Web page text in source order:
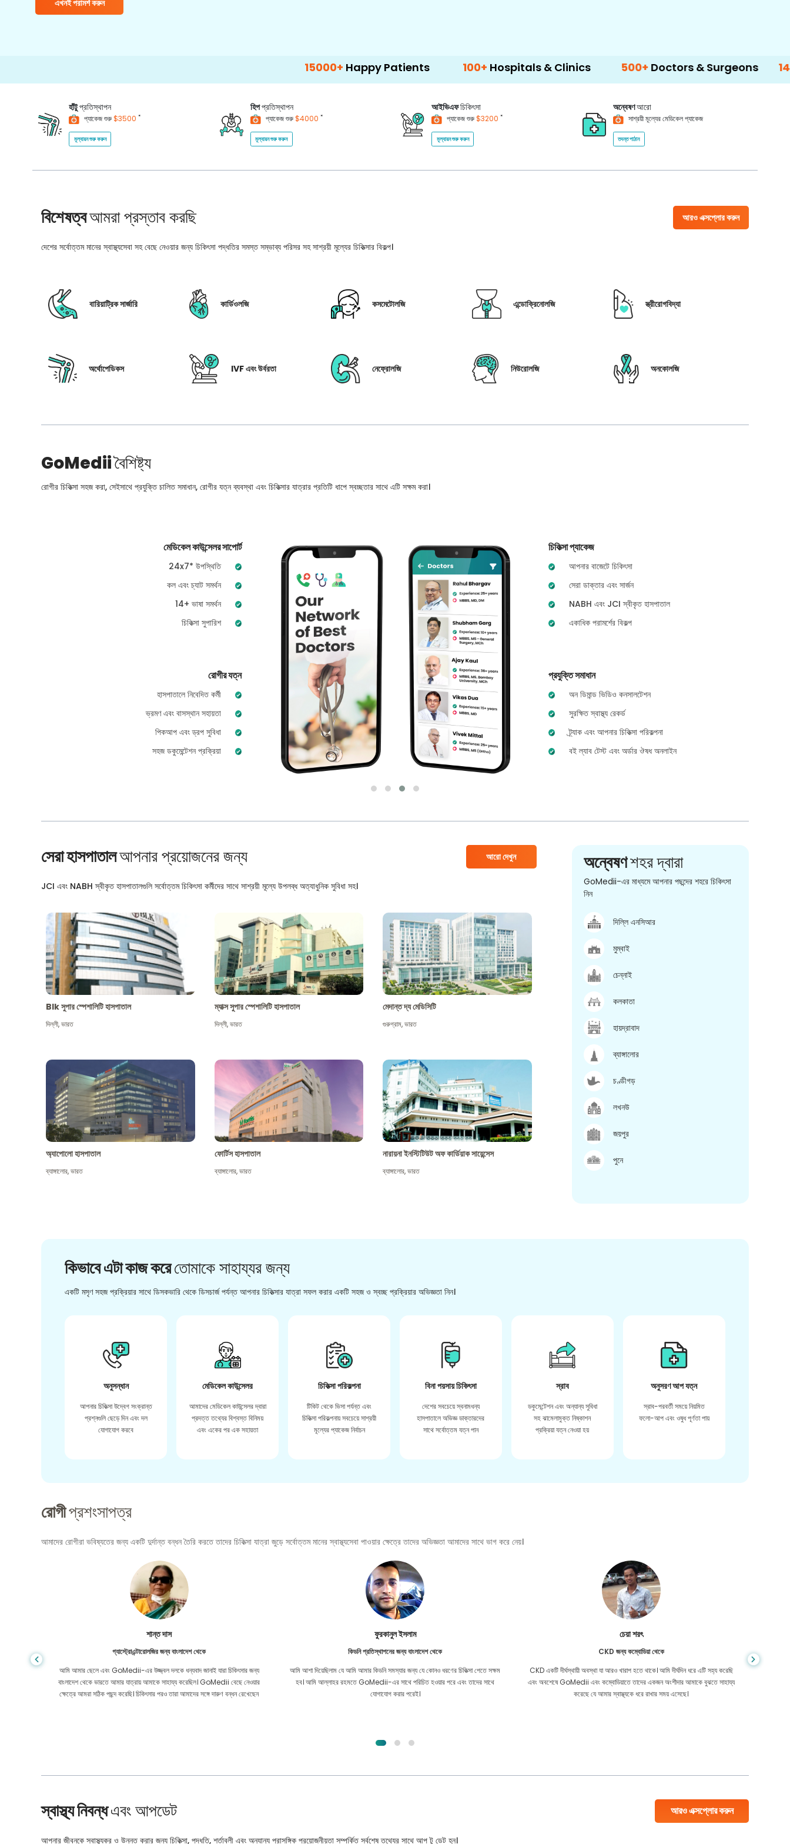
এখনই পরামর্শ করুন
Happy Patients 100+ Hospitals & Clinics 500+ Doctors & Surgeons 14+
হাঁটুপ্রতিস্থাপন
প্যাকেজ শুরু$3500 *
মূল্যায়ন শুরু করুন
হিপপ্রতিস্থাপন
প্যাকেজ শুরু$4000 *
মূল্যায়ন শুরু করুন
আইভিএফচিকিৎসা
প্যাকেজ শুরু$3200 *
মূল্যায়ন শুরু করুন
অন্বেষণআরো
সাশ্রয়ী মূল্যের মেডিকেল প্যাকেজ
তদন্ত পাঠান
বিশেষত্বআমরা প্রস্তাব করছি আরও এক্সপ্লোর করুন
দেশের সর্বোত্তম মানের স্বাস্থ্যসেবা সহ বেছে নেওয়ার জন্য চিকিৎসা পদ্ধতির সমস্ত সম্ভাব্য পরিসর সহ সাশ্রয়ী মূল্যের চিকিত্সার বিকল্প।
বারিয়াট্রিক সার্জারি কার্ডিওলজি কসমেটোলজি এন্ডোক্রিনোলজি স্ত্রীরোগবিদ্যা
অর্থোপেডিকস IVF এবং উর্বরতা নেফ্রোলজি নিউরোলজি অনকোলজি
GoMediiবৈশিষ্ট্য
রোগীর চিকিত্সা সহজ করা, সেইসাথে প্রযুক্তি চালিত সমাধান, রোগীর যত্ন ব্যবস্থা এবং চিকিত্সার যাত্রার প্রতিটি ধাপে স্বচ্ছতার সাথে এটি সক্ষম করা।
মেডিকেল কাউন্সেলর সাপোর্ট
24x7* উপস্থিতি
কল এবং চ্যাট সমর্থন
14+ ভাষা সমর্থন
চিকিত্সা সুপারিশ
রোগীর যত্ন
হাসপাতালে নিবেদিত কর্মী
ভ্রমণ এবং বাসস্থান সহায়তা
পিকআপ এবং ড্রপ সুবিধা
সহজ ডকুমেন্টেশন প্রক্রিয়া
চিকিত্সা প্যাকেজ
আপনার বাজেটে চিকিৎসা
সেরা ডাক্তার এবং সার্জন
NABH এবং JCI স্বীকৃত হাসপাতাল
একাধিক পরামর্শের বিকল্প
প্রযুক্তি সমাধান
অন ডিমান্ড ভিডিও কনসালটেশন
সুরক্ষিত স্বাস্থ্য রেকর্ড
ট্র্যাক এবং আপনার চিকিত্সা পরিকল্পনা
বই ল্যাব টেস্ট এবং অর্ডার ঔষধ অনলাইন
সেরা হাসপাতালআপনার প্রয়োজনের জন্য আরো দেখুন
JCI এবং NABH স্বীকৃত হাসপাতালগুলি সর্বোত্তম চিকিৎসা কর্মীদের সাথে সাশ্রয়ী মূল্যে উপলব্ধ অত্যাধুনিক সুবিধা সহ।
Blk সুপার স্পেশালিটি হাসপাতাল
দিল্লী,ভারত
ম্যাক্স সুপার স্পেশালিটি হাসপাতাল
দিল্লী,ভারত
মেদান্ত দ্য মেডিসিটি
গুরুগ্রাম,ভারত
অ্যাপোলো হাসপাতাল
ব্যাঙ্গালোর,ভারত
ফোর্টিস হাসপাতাল
ব্যাঙ্গালোর,ভারত
নারায়না ইনস্টিটিউট অফ কার্ডিয়াক সায়েন্সেস
ব্যাঙ্গালোর,ভারত
অন্বেষণশহর দ্বারা
GoMedii-এর মাধ্যমে আপনার পছন্দের শহরে চিকিৎসা
নিন
দিল্লি এনসিআর
মুম্বাই
চেন্নাই
কলকাতা
হায়দ্রাবাদ
ব্যাঙ্গালোর
চণ্ডীগড়
লখনউ
জয়পুর
পুনে
কিভাবে এটা কাজ করেতোমাকে সাহায্যর জন্য
একটি মসৃণ সহজ প্রক্রিয়ার সাথে ডিসকভারি থেকে ডিসচার্জ পর্যন্ত আপনার চিকিত্সার যাত্রা সফল করার একটি সহজ ও স্বচ্ছ প্রক্রিয়ার অভিজ্ঞতা নিন।
অনুসন্ধান
আপনার চিকিত্সা উদ্বেগ সংক্রান্ত
প্রশ্নগুলি ছেড়ে দিন এবং দল
যোগাযোগ করবে
মেডিকেল কাউন্সেলর
আমাদের মেডিকেল কাউন্সেলর দ্বারা
প্রদত্ত তথ্যের বিশ্বস্ত বিনিময়
এবং একের পর এক সহায়তা
চিকিত্সা পরিকল্পনা
টিকিট থেকে ভিসা পর্যন্ত এবং
চিকিত্সা পরিকল্পনায় সবচেয়ে সাশ্রয়ী
মূল্যের প্যাকেজ নির্বাচন
বিনা পয়সায় চিকিৎসা
দেশের সবচেয়ে স্বনামধন্য
হাসপাতালে অভিজ্ঞ ডাক্তারদের
সাথে সর্বোত্তম যত্ন পান
স্রাব
ডকুমেন্টেশন এবং অন্যান্য সুবিধা
সহ ঝামেলামুক্ত নিষ্কাশন
প্রক্রিয়া যত্ন নেওয়া হয়
অনুসরণ আপ যত্ন
স্রাব-পরবর্তী সময়ে নিয়মিত
ফলো-আপ এবং ওষুধ পূর্ণতা পায়
রোগীপ্রশংসাপত্র
আমাদের রোগীরা ভবিষ্যতের জন্য একটি দুর্দান্ত বন্ধন তৈরি করতে তাদের চিকিত্সা যাত্রা জুড়ে সর্বোত্তম মানের স্বাস্থ্যসেবা পাওয়ার ক্ষেত্রে তাদের অভিজ্ঞতা আমাদের সাথে ভাগ করে নেয়।
শান্ত দাস
গ্যাস্ট্রোএন্টারোলজির জন্য বাংলাদেশ থেকে
আমি আমার ছেলে এবং GoMedii-এর উজ্জ্বল দলকে ধন্যবাদ জানাই যারা চিকিৎসার জন্য
বাংলাদেশ থেকে ভারতে আমার যাত্রায় আমাকে সাহায্য করেছিল। GoMedii বেছে নেওয়ার
ক্ষেত্রে আমরা সঠিক পছন্দ করেছি। চিকিৎসার পরও তারা আমাদের সঙ্গে দারুণ বন্ধন রেখেছেন
ফুরকানুল ইসলাম
কিডনি প্রতিস্থাপনের জন্য বাংলাদেশ থেকে
আমি আশা দিয়েছিলাম যে আমি আমার কিডনি সমস্যার জন্য যে কোনও ধরণের চিকিত্সা পেতে সক্ষম
হব। আমি আল্লাহর রহমতে GoMedii-এর সাথে পরিচিত হওয়ার পরে এবং তাদের সাথে
যোগাযোগ করার পরেই।
চেয়া শরৎ
CKD জন্য কম্বোডিয়া থেকে
CKD একটি দীর্ঘস্থায়ী অবস্থা যা আরও খারাপ হতে থাকে। আমি দীর্ঘদিন ধরে এটি সহ্য করেছি
এবং অবশেষে GoMedii এবং কম্বোডিয়াতে তাদের একজন অংশীদার আমাকে বুঝতে সাহায্য
করেছে যে আমার স্বাস্থ্যকে ধরে রাখার সময় এসেছে।
স্বাস্থ্য নিবন্ধএবং আপডেট আরও এক্সপ্লোর করুন
আপনার জীবনকে স্বাস্থ্যকর ও উন্নত করার জন্য চিকিত্সা, পদ্ধতি, শর্তাবলী এবং অন্যান্য প্রাসঙ্গিক প্রয়োজনীয়তা সম্পর্কিত সর্বশেষ তথ্যের সাথে আপ টু ডেট হন।